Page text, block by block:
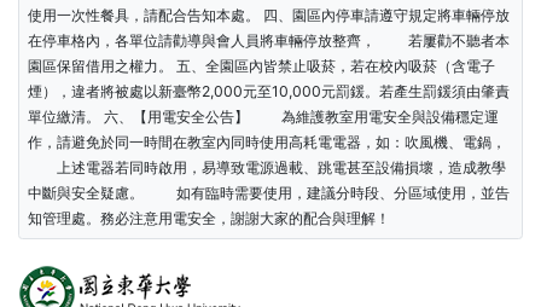
使用一次性餐具，請配合告知本處。 四、園區內停車請遵守規定將車輛停放
在停車格內，各單位請勸導與會人員將車輛停放整齊， 若屢勸不聽者本
園區保留借用之權力。 五、全園區內皆禁止吸菸，若在校內吸菸（含電子
煙），違者將被處以新臺幣2,000元至10,000元罰鍰。若產生罰鍰須由肇責
單位繳清。 六、【用電安全公告】 為維護教室用電安全與設備穩定運
作，請避免於同一時間在教室內同時使用高耗電電器，如：吹風機、電鍋，
上述電器若同時啟用，易導致電源過載、跳電甚至設備損壞，造成教學
中斷與安全疑慮。 如有臨時需要使用，建議分時段、分區域使用，並告
知管理處。務必注意用電安全，謝謝大家的配合與理解！